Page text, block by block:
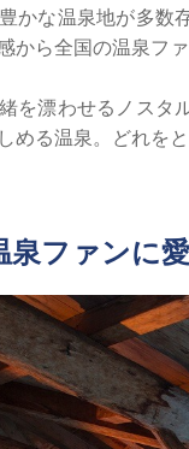
かな温泉地が多数
から全国の温泉フ
を漂わせるノスタ
める温泉。どれを
泉ファンに